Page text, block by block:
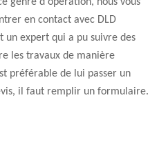
en contact avec DLD
un expert qui a pu suivre des
les travaux de manière
préférable de lui passer un
il faut remplir un formulaire.